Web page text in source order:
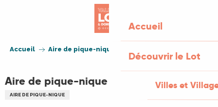
Accueil
Découvrir le Lot
Villes et
Accueil Aire de pique-nique de Sabadel-Lauzès
Aire de pique-nique de Sabadel-Lauzès
AIRE DE PIQUE-NIQUE